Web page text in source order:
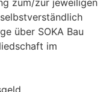
zum/zur jeweiligen
über SOKA Bau
im